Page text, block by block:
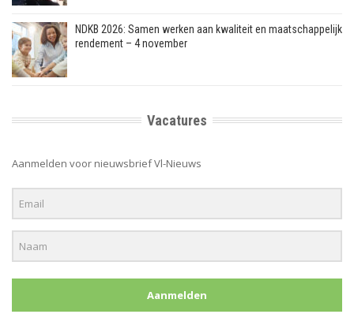
NDKB 2026: Samen werken aan kwaliteit en maatschappelijk
rendement – 4 november
Vacatures
Aanmelden voor nieuwsbrief Vl-Nieuws
Aanmelden